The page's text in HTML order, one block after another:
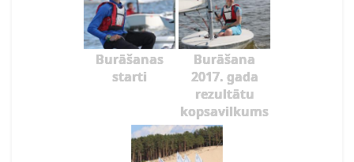
Burāšanas
starti
Burāšana
2017. gada
rezultātu
kopsavilkums